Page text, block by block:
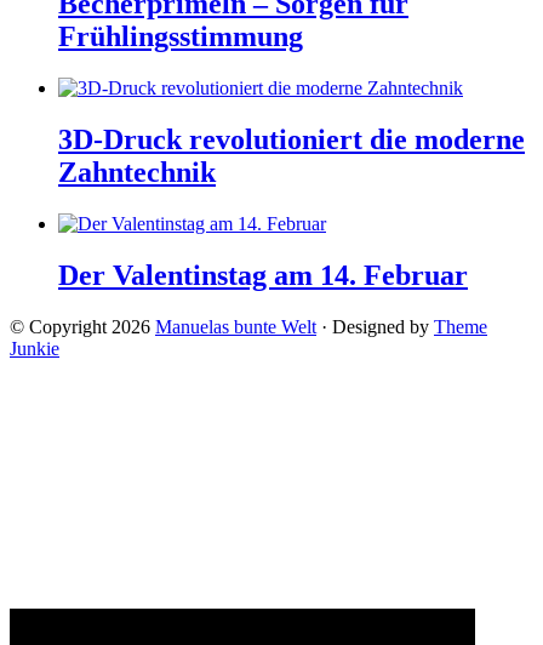
Frühlingsstimmung
3D-Druck revolutioniert die moderne
Zahntechnik
Der Valentinstag am 14. Februar
© Copyright 2026 Manuelas bunte Welt · Designed by Theme
Junkie